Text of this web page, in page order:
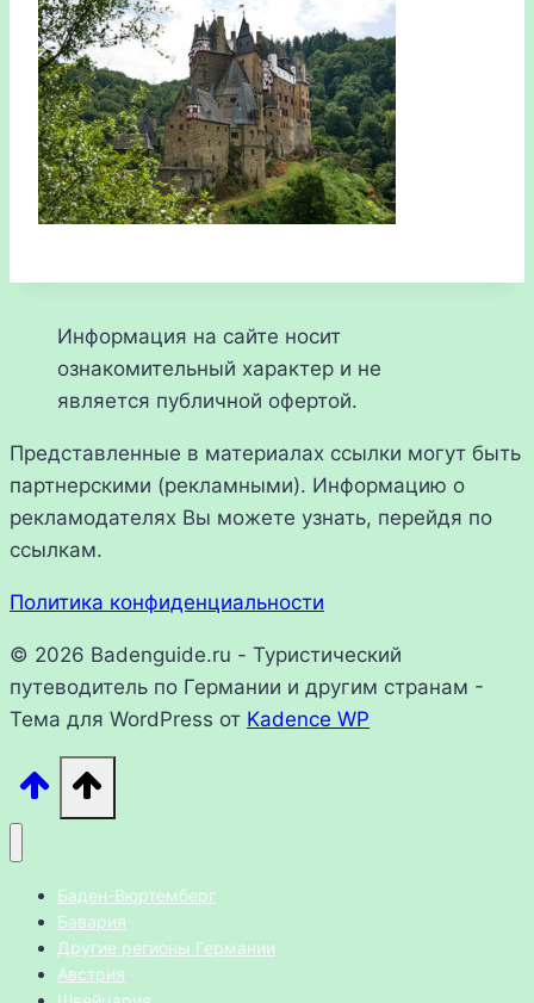
Информация на сайте носит
ознакомительный характер и не
является публичной офертой.
Представленные в материалах ссылки могут быть
партнерскими (рекламными). Информацию о
рекламодателях Вы можете узнать, перейдя по
ссылкам.
Политика конфиденциальности
© 2026 Badenguide.ru - Туристический
путеводитель по Германии и другим странам -
Тема для WordPress от Kadence WP
Баден-Вюртемберг
Бавария
Другие регионы Германии
Австрия